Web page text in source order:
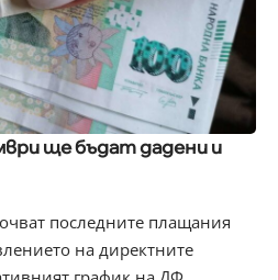
ще бъдат дадени и
последните плащания
на директните